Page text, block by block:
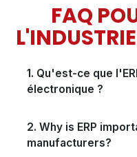
FAQ
1. Qu'est-ce que
électronique ?
2. Why is ERP
manufacturers?